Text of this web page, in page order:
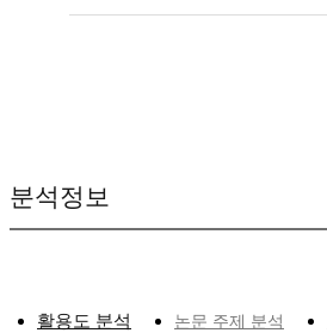
분석정보
활용도 분석 논문 주제 분석